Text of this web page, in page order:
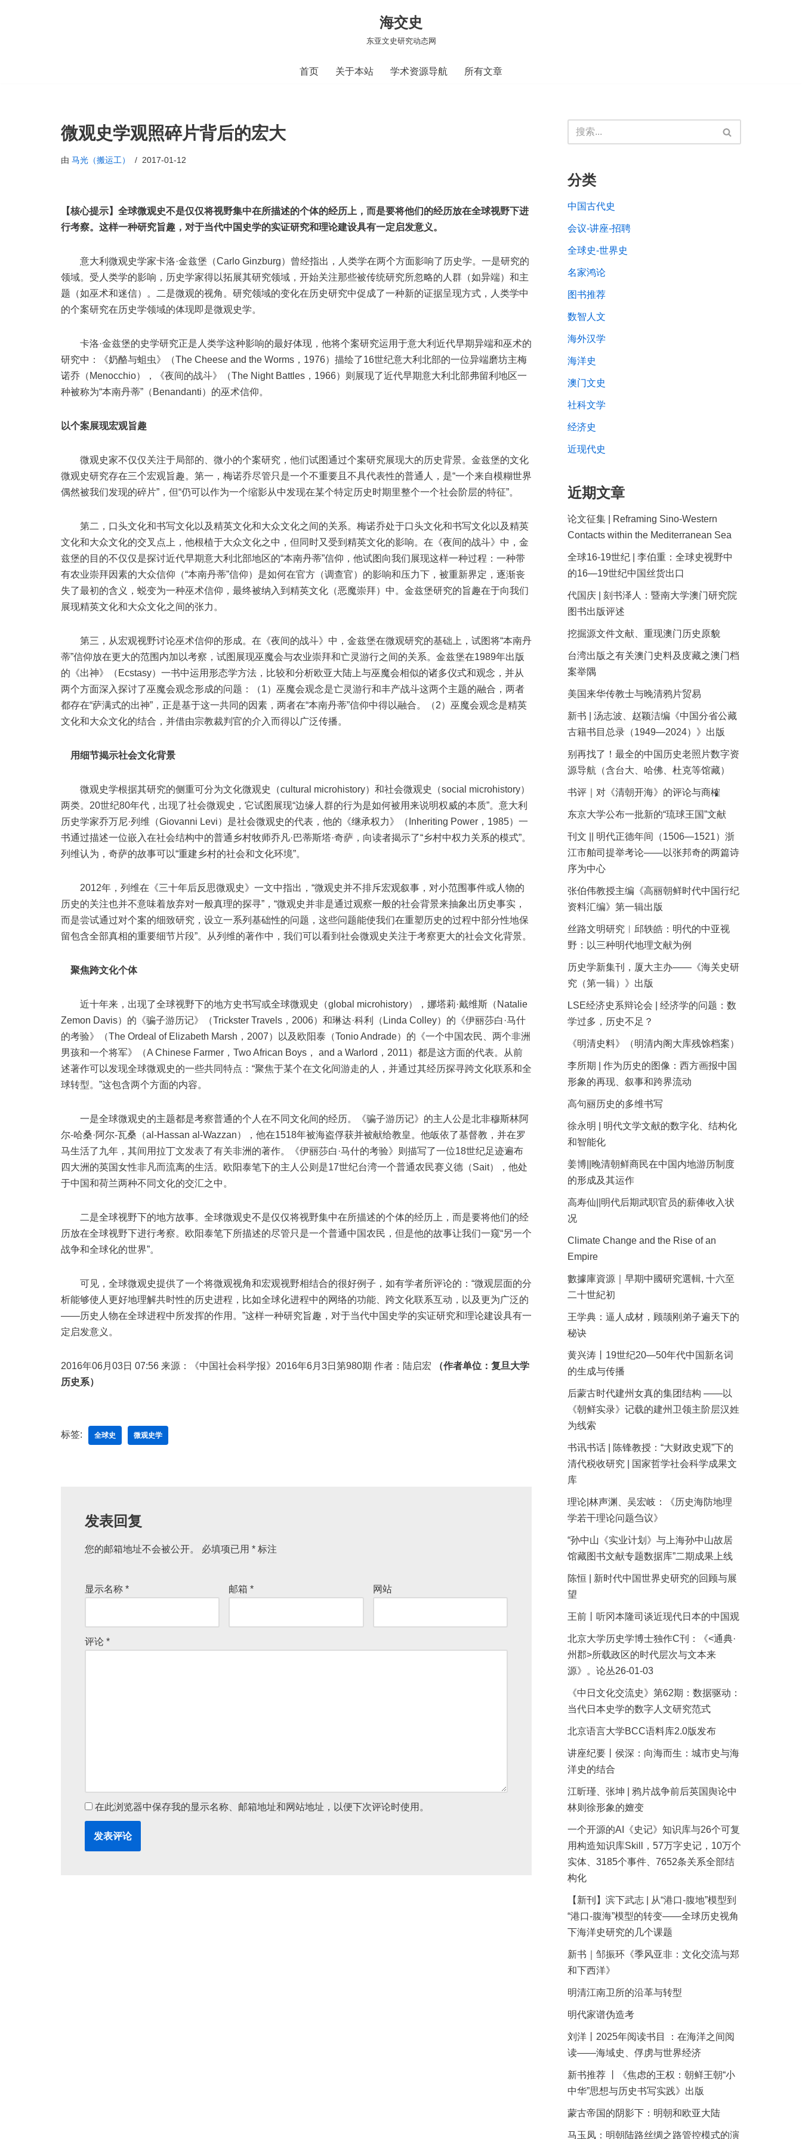
海交史
东亚文史研究动态网
首页 关于本站 学术资源导航 所有文章
微观史学观照碎片背后的宏大
由 马光（搬运工） 2017-01-12
【核心提示】全球微观史不是仅仅将视野集中在所描述的个体的经历上，而是要将他们的经历放在全球视野下进
行考察。这样一种研究旨趣，对于当代中国史学的实证研究和理论建设具有一定启发意义。
意大利微观史学家卡洛·金兹堡（Carlo Ginzburg）曾经指出，人类学在两个方面影响了历史学。一是研究的
领域。受人类学的影响，历史学家得以拓展其研究领域，开始关注那些被传统研究所忽略的人群（如异端）和主
题（如巫术和迷信）。二是微观的视角。研究领域的变化在历史研究中促成了一种新的证据呈现方式，人类学中
的个案研究在历史学领域的体现即是微观史学。
卡洛·金兹堡的史学研究正是人类学这种影响的最好体现，他将个案研究运用于意大利近代早期异端和巫术的
研究中：《奶酪与蛆虫》（The Cheese and the Worms，1976）描绘了16世纪意大利北部的一位异端磨坊主梅
诺乔（Menocchio），《夜间的战斗》（The Night Battles，1966）则展现了近代早期意大利北部弗留利地区一
种被称为“本南丹蒂”（Benandanti）的巫术信仰。
以个案展现宏观旨趣
微观史家不仅仅关注于局部的、微小的个案研究，他们试图通过个案研究展现大的历史背景。金兹堡的文化
微观史研究存在三个宏观旨趣。第一，梅诺乔尽管只是一个不重要且不具代表性的普通人，是“一个来自模糊世界
偶然被我们发现的碎片”，但“仍可以作为一个缩影从中发现在某个特定历史时期里整个一个社会阶层的特征”。
第二，口头文化和书写文化以及精英文化和大众文化之间的关系。梅诺乔处于口头文化和书写文化以及精英
文化和大众文化的交叉点上，他根植于大众文化之中，但同时又受到精英文化的影响。在《夜间的战斗》中，金
兹堡的目的不仅仅是探讨近代早期意大利北部地区的“本南丹蒂”信仰，他试图向我们展现这样一种过程：一种带
有农业崇拜因素的大众信仰（“本南丹蒂”信仰）是如何在官方（调查官）的影响和压力下，被重新界定，逐渐丧
失了最初的含义，蜕变为一种巫术信仰，最终被纳入到精英文化（恶魔崇拜）中。金兹堡研究的旨趣在于向我们
展现精英文化和大众文化之间的张力。
第三，从宏观视野讨论巫术信仰的形成。在《夜间的战斗》中，金兹堡在微观研究的基础上，试图将“本南丹
蒂”信仰放在更大的范围内加以考察，试图展现巫魔会与农业崇拜和亡灵游行之间的关系。金兹堡在1989年出版
的《出神》（Ecstasy）一书中运用形态学方法，比较和分析欧亚大陆上与巫魔会相似的诸多仪式和观念，并从
两个方面深入探讨了巫魔会观念形成的问题：（1）巫魔会观念是亡灵游行和丰产战斗这两个主题的融合，两者
都存在“萨满式的出神”，正是基于这一共同的因素，两者在“本南丹蒂”信仰中得以融合。（2）巫魔会观念是精英
文化和大众文化的结合，并借由宗教裁判官的介入而得以广泛传播。
用细节揭示社会文化背景
微观史学根据其研究的侧重可分为文化微观史（cultural microhistory）和社会微观史（social microhistory）
两类。20世纪80年代，出现了社会微观史，它试图展现“边缘人群的行为是如何被用来说明权威的本质”。意大利
历史学家乔万尼·列维（Giovanni Levi）是社会微观史的代表，他的《继承权力》（Inheriting Power，1985）一
书通过描述一位嵌入在社会结构中的普通乡村牧师乔凡·巴蒂斯塔·奇萨，向读者揭示了“乡村中权力关系的模式”。
列维认为，奇萨的故事可以“重建乡村的社会和文化环境”。
2012年，列维在《三十年后反思微观史》一文中指出，“微观史并不排斥宏观叙事，对小范围事件或人物的
历史的关注也并不意味着放弃对一般真理的探寻”，“微观史并非是通过观察一般的社会背景来抽象出历史事实，
而是尝试通过对个案的细致研究，设立一系列基础性的问题，这些问题能使我们在重塑历史的过程中部分性地保
留包含全部真相的重要细节片段”。从列维的著作中，我们可以看到社会微观史关注于考察更大的社会文化背景。
聚焦跨文化个体
近十年来，出现了全球视野下的地方史书写或全球微观史（global microhistory），娜塔莉·戴维斯（Natalie
Zemon Davis）的《骗子游历记》（Trickster Travels，2006）和琳达·科利（Linda Colley）的《伊丽莎白·马什
的考验》（The Ordeal of Elizabeth Marsh，2007）以及欧阳泰（Tonio Andrade）的《一个中国农民、两个非洲
男孩和一个将军》（A Chinese Farmer，Two African Boys， and a Warlord，2011）都是这方面的代表。从前
述著作可以发现全球微观史的一些共同特点：“聚焦于某个在文化间游走的人，并通过其经历探寻跨文化联系和全
球转型。”这包含两个方面的内容。
一是全球微观史的主题都是考察普通的个人在不同文化间的经历。《骗子游历记》的主人公是北非穆斯林阿
尔-哈桑·阿尔-瓦桑（al-Hassan al-Wazzan），他在1518年被海盗俘获并被献给教皇。他皈依了基督教，并在罗
马生活了九年，其间用拉丁文发表了有关非洲的著作。《伊丽莎白·马什的考验》则描写了一位18世纪足迹遍布
四大洲的英国女性非凡而流离的生活。欧阳泰笔下的主人公则是17世纪台湾一个普通农民赛义德（Sait），他处
于中国和荷兰两种不同文化的交汇之中。
二是全球视野下的地方故事。全球微观史不是仅仅将视野集中在所描述的个体的经历上，而是要将他们的经
历放在全球视野下进行考察。欧阳泰笔下所描述的尽管只是一个普通中国农民，但是他的故事让我们一窥“另一个
战争和全球化的世界”。
可见，全球微观史提供了一个将微观视角和宏观视野相结合的很好例子，如有学者所评论的：“微观层面的分
析能够使人更好地理解共时性的历史进程，比如全球化进程中的网络的功能、跨文化联系互动，以及更为广泛的
——历史人物在全球进程中所发挥的作用。”这样一种研究旨趣，对于当代中国史学的实证研究和理论建设具有一
定启发意义。
2016年06月03日 07:56 来源：《中国社会科学报》2016年6月3日第980期 作者：陆启宏
（作者单位：复旦大学
历史系）
标签: 全球史 微观史学
发表回复
您的邮箱地址不会被公开。 必填项已用 * 标注
显示名称 * 邮箱* 网站
评论 *
在此浏览器中保存我的显示名称、邮箱地址和网站地址，以便下次评论时使用。
分类
中国古代史
会议-讲座-招聘
全球史-世界史
名家鸿论
图书推荐
数智人文
海外汉学
海洋史
澳门文史
社科文学
经济史
近现代史
近期文章
论文征集 | Reframing Sino-Western
Contacts within the Mediterranean Sea
全球16-19世纪 | 李伯重：全球史视野中
的16—19世纪中国丝货出口
代国庆 | 刻书泽人：暨南大学澳门研究院
图书出版评述
挖掘源文件文献、重现澳门历史原貌
台湾出版之有关澳门史料及庋藏之澳门档
案举隅
美国来华传教士与晚清鸦片贸易
新书 | 汤志波、赵颖洁编《中国分省公藏
古籍书目总录（1949—2024）》出版
别再找了！最全的中国历史老照片数字资
源导航（含台大、哈佛、杜克等馆藏）
书评｜对《清朝开海》的评论与商榷
东京大学公布一批新的“琉球王国”文献
刊文 || 明代正德年间（1506—1521）浙
江市舶司提举考论——以张邦奇的两篇诗
序为中心
张伯伟教授主编《高丽朝鲜时代中国行纪
资料汇编》第一辑出版
丝路文明研究︱邱轶皓：明代的中亚视
野：以三种明代地理文献为例
历史学新集刊，厦大主办——《海关史研
究（第一辑）》出版
LSE经济史系辩论会 | 经济学的问题：数
学过多，历史不足？
《明清史料》（明清内阁大库残馀档案）
李所期 | 作为历史的图像：西方画报中国
形象的再现、叙事和跨界流动
高句丽历史的多维书写
徐永明 | 明代文学文献的数字化、结构化
和智能化
姜博||晚清朝鲜商民在中国内地游历制度
的形成及其运作
高寿仙||明代后期武职官员的薪俸收入状
况
Climate Change and the Rise of an
Empire
數據庫資源｜早期中國研究選輯, 十六至
二十世紀初
王学典：逼人成材，顾颉刚弟子遍天下的
秘诀
黄兴涛丨19世纪20—50年代中国新名词
的生成与传播
后蒙古时代建州女真的集团结构 ——以
《朝鲜实录》记载的建州卫领主阶层汉姓
为线索
书讯书话 | 陈锋教授：“大财政史观”下的
清代税收研究 | 国家哲学社会科学成果文
库
理论|林声渊、吴宏岐：《历史海防地理
学若干理论问题刍议》
“孙中山《实业计划》与上海孙中山故居
馆藏图书文献专题数据库”二期成果上线
陈恒 | 新时代中国世界史研究的回顾与展
望
王前丨听冈本隆司谈近现代日本的中国观
北京大学历史学博士独作C刊：《<通典·
州郡>所载政区的时代层次与文本来
源》。论丛26-01-03
《中日文化交流史》第62期：数据驱动：
当代日本史学的数字人文研究范式
北京语言大学BCC语料库2.0版发布
讲座纪要丨侯深：向海而生：城市史与海
洋史的结合
江昕瑾、张坤 | 鸦片战争前后英国舆论中
林则徐形象的嬗变
一个开源的AI《史记》知识库与26个可复
用构造知识库Skill，57万字史记，10万个
实体、3185个事件、7652条关系全部结
构化
【新刊】滨下武志 | 从“港口-腹地”模型到
“港口-腹海”模型的转变——全球历史视角
下海洋史研究的几个课题
新书｜邹振环《季风亚非：文化交流与郑
和下西洋》
明清江南卫所的沿革与转型
明代家谱伪造考
刘洋丨2025年阅读书目 ：在海洋之间阅
读——海域史、俘虏与世界经济
新书推荐 丨《焦虑的王权：朝鲜王朝“小
中华”思想与历史书写实践》出版
蒙古帝国的阴影下：明朝和欧亚大陆
马玉凤：明朝陆路丝绸之路管控模式的演